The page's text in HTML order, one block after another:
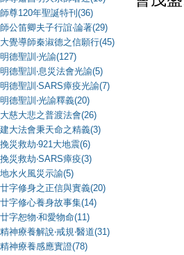
師尊120年聖誕特刊(36)
師公笛卿夫子行誼‧論著(29)
大覺導師秦淑德之信願行(45)
明德聖訓‧光諭(127)
明德聖訓‧息災法會光諭(5)
明德聖訓‧SARS瘴疫光諭(7)
明德聖訓‧光諭釋義(20)
大慈大悲之普渡法會(26)
建大法會秉天命之精義(3)
挽災救劫‧921大地震(6)
挽災救劫‧SARS瘴疫(3)
地水火風災示諭(5)
廿字修身之正信與實義(20)
廿字修心養身故事集(14)
廿字恕物‧和愛物命(11)
精神療養解說‧戒規‧醫道(31)
精神療養感應實證(78)